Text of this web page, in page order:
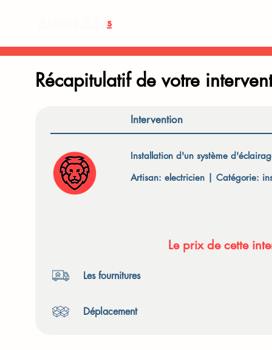
s
Récapitulatif de votre
Intervention
Installation d'un système
Artisan: electricien | Catégorie:
Le prix de cette
Déplacement
Les fournitures